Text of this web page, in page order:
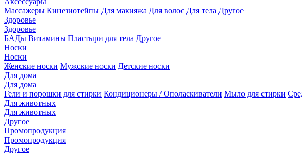
Массажеры Кинезиотейпы Для макияжа Для волос Для тела Другое
Здоровье
Здоровье
БАДы Витамины Пластыри для тела Другое
Носки
Носки
Женские носки Мужские носки Детские носки
Для дома
Для дома
Гели и порошки для стирки Кондиционеры / Ополаскиватели Мыло для стирки
Для животных
Для животных
Другое
Промопродукция
Промопродукция
Другое